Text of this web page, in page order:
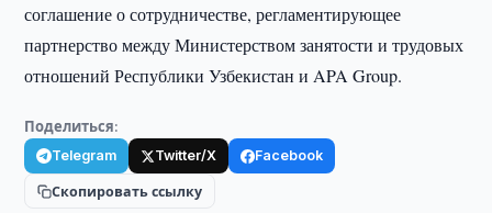
соглашение о сотрудничестве, регламентирующее
партнерство между Министерством занятости и трудовых
отношений Республики Узбекистан и APA Group.
Поделиться:
Telegram Twitter/X Facebook
Скопировать ссылку